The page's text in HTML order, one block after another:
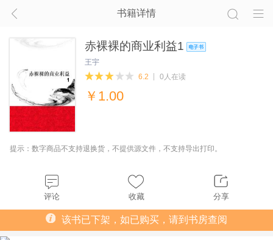
书籍详情
赤裸裸的商业利益1
王宇
6.2
0人在读
￥ 1.00
提示：数字商品不支持退换货，不提供源文件，不支持导出打印。
评论 收藏 分享
该书已下架，如已购买，请到书房查阅